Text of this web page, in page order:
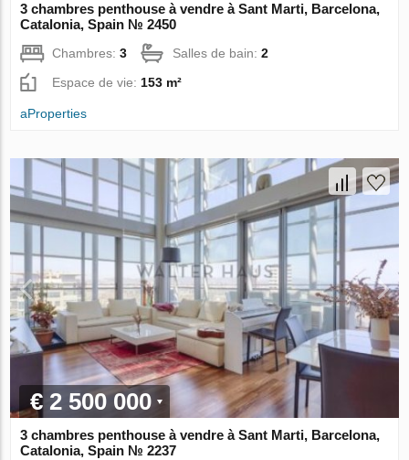
3 chambres penthouse à vendre à Sant Marti, Barcelona,
Catalonia, Spain № 2450
Chambres:3 Salles de bain:2
Espace de vie:153 m²
aProperties
€ 2 500 000
3 chambres penthouse à vendre à Sant Marti, Barcelona,
Catalonia, Spain № 2237